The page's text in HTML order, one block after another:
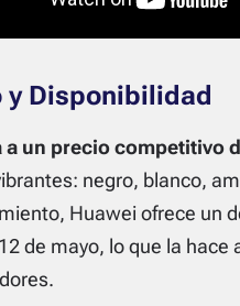
y Disponibilidad
a un precio competitivo
negro, blanco,
Huawei ofrece un
de mayo, lo que la